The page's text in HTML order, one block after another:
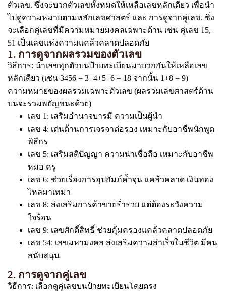
ตัวเลข. ซึ่งจะบวกตัวเลขทั้งหมดให้เหลือเลขหลักเดียว เพื่อนำ
ไปดูความหมายตามหลักเลขศาสตร์ และ การดูจากคู่เลข. ซึ่ง
จะเลือกคู่เลขที่มีความหมายมงคลเฉพาะด้าน เช่น คู่เลข 15,
51 เป็นเลขแห่งความแคล้วคลาดปลอดภัย
1. การดูจากผลรวมของตัวเลข
วิธีการ: นำเลขทุกตัวบนป้ายทะเบียนมาบวกกันให้เหลือเลข
หลักเดียว (เช่น 3456 = 3+4+5+6 = 18 จากนั้น 1+8 = 9)
ความหมายของผลรวมเฉพาะตัวเลข (ผลรวมเลขศาสตร์ด้าน
บนจะรวมพยัญชนะด้วย)
เลข 1: เสริมอำนาจบารมี ความเป็นผู้นำ
เลข 4: เด่นด้านการเจรจาต่อรอง เหมาะกับอาชีพนักพูด
พิธีกร
เลข 5: เสริมสติปัญญา ความน่าเชื่อถือ เหมาะกับอาชีพ
หมอ ครู
เลข 6: ช่วยเรื่องการอุปถัมภ์ค้ำจุน แคล้วคลาด เงินทอง
ไหลมาเทมา
เลข 8: ส่งเสริมการค้าขายร่ำรวย แต่ต้องระวังความ
ใจร้อน
เลข 9: เลขศักดิ์สิทธิ์ ช่วยคุ้มครองแคล้วคลาดปลอดภัย
เลข 54: เลขมหามงคล ส่งเสริมความสำเร็จในชีวิต มีคน
สนับสนุน
2. การดูจากคู่เลข
วิธีการ: เลือกดูคู่เลขบนป้ายทะเบียนโดยตรง